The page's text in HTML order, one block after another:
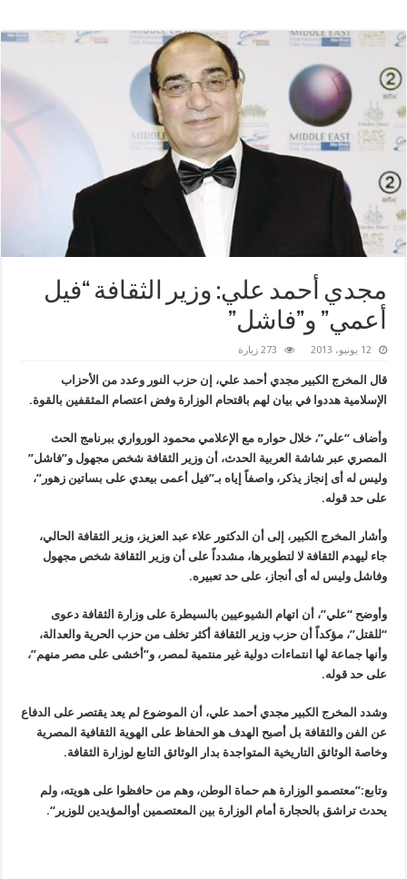
مجدي أحمد علي: وزير الثقافة “فيل
أعمي” و”فاشل”
12 يونيو، 2013 273 زيارة
قال المخرج الكبير مجدي أحمد علي، إن حزب النور وعدد من الأحزاب
الإسلامية هددوا في بيان لهم باقتحام الوزارة وفض اعتصام المثقفين بالقوة.
وأضاف “علي”، خلال حواره مع الإعلامي محمود الورواري ببرنامج الحث
المصري عبر شاشة العربية الحدث، أن وزير الثقافة شخص مجهول و”فاشل”
وليس له أى إنجاز يذكر، واصفاً إياه بـ”فيل أعمى بيعدي على بساتين زهور”،
على حد قوله.
وأشار المخرج الكبير، إلى أن الدكتور علاء عبد العزيز، وزير الثقافة الحالي،
جاء ليهدم الثقافة لا لتطويرها، مشدداً على أن وزير الثقافة شخص مجهول
وفاشل وليس له أى أنجاز، على حد تعبيره.
وأوضح “علي”، أن اتهام الشيوعيين بالسيطرة على وزارة الثقافة دعوى
“للقتل”، مؤكداً أن حزب وزير الثقافة أكثر تخلف من حزب الحرية والعدالة،
وأنها جماعة لها انتماءات دولية غير منتمية لمصر، و”أخشى على مصر منهم”،
على حد قوله.
وشدد المخرج الكبير مجدي أحمد علي، أن الموضوع لم يعد يقتصر على الدفاع
عن الفن والثقافة بل أصبح الهدف هو الحفاظ على الهوية الثقافية المصرية
وخاصة الوثائق التاريخية المتواجدة بدار الوثائق التابع لوزارة الثقافة.
وتابع:”معتصمو الوزارة هم حماة الوطن، وهم من حافظوا على هويته، ولم
يحدث تراشق بالحجارة أمام الوزارة بين المعتصمين أوالمؤيدين للوزير “.